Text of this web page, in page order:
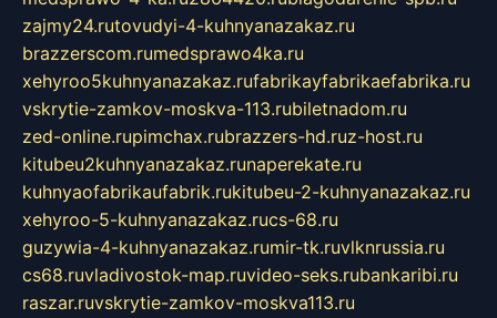
zajmy24.rutovudyi-4-kuhnyanazakaz.ru
brazzerscom.rumedsprawo4ka.ru
xehyroo5kuhnyanazakaz.rufabrikayfabrikaefabrika.ru
vskrytie-zamkov-moskva-113.rubiletnadom.ru
zed-online.rupimchax.rubrazzers-hd.ruz-host.ru
kitubeu2kuhnyanazakaz.runaperekate.ru
kuhnyaofabrikaufabrik.rukitubeu-2-kuhnyanazakaz.ru
xehyroo-5-kuhnyanazakaz.rucs-68.ru
guzywia-4-kuhnyanazakaz.rumir-tk.ruvlknrussia.ru
cs68.ruvladivostok-map.ruvideo-seks.rubankaribi.ru
raszar.ruvskrytie-zamkov-moskva113.ru